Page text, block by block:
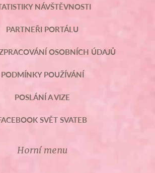
NÁVŠTĚVNOSTI
PARTNEŘI PORTÁLU
OSOBNÍCH ÚDAJŮ
PODMÍNKY POUŽÍVÁNÍ
POSLÁNÍ A VIZE
SVĚT SVATEB
Horní menu